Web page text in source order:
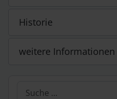
Historie
weitere Informationen
Suchen